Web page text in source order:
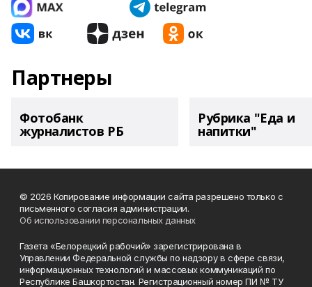
Партнеры
Фотобанк
журналистов РБ
Рубрика "Еда и
напитки"
© 2026 Копирование информации сайта разрешено только с
письменного согласия администрации.
Об использовании персональных данных
Газета «Белорецкий рабочий» зарегистрирована в
Управлении Федеральной службы по надзору в сфере связи,
информационных технологий и массовых коммуникаций по
Республике Башкортостан. Регистрационный номер ПИ № ТУ